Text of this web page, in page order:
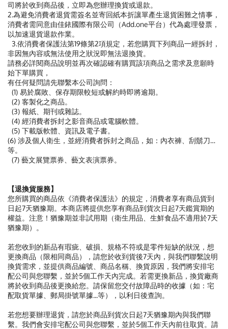
司將於收到商品後，立即為您辦理換貨或退款。
2.為避免消費者退貨需簽名並寄回紙本折讓單產生退貨困難之情事，
消費者需同意由佳銥國際有限公司（Add.one平台）代為處理發票，
以加速退貨退款作業。
3.依消費者保護法第19條第2項規定，若您購買下列商品一經拆封，
非因無內容或無法使用之狀況即無法退換貨。
請務必詳閱商品說明並再次確認確有購買該項商品之需求及意願時
始下單購買，
有任何疑問請先聯繫本公司詢問：
(1) 易於腐敗、保存期限較短或解約時即將逾期。
(2) 客製化之商品。
(3) 報紙、期刊或雜誌。
(4) 經消費者拆封之影音商品或電腦軟體。
(5) 下載版軟體、資訊及電子書。
(6) 涉及個人衛生，並經消費者拆封之商品，如：內衣褲、刮鬍刀…
等。
(7) 藝文展覽票券、藝文表演票券。
【退換貨服務】
您所購買的商品依《消費者保護法》的規定，消費者享有商品貨到
日起7天猶豫期。本商店將提供您享有商品到貨次日起7天鑑賞期的
權益。注意！猶豫期並非試用期（衛生用品、生鮮食品不適用於7天
猶豫期）。
若您收到的新品有瑕疵、破損、規格不符或是零件短缺的狀況，想
更換商品（限相同商品），請您於收到貨後7天內，與我們聯繫說明
換貨需求，並提供商品編號、商品名稱、換貨原因，我們將安排宅
配公司與您聯繫，並於5個工作天內完成。若需更換新品，換貨廠商
將於收到商品後更換給您。請保留您交付故障品時的收據（如：宅
配取貨單據、郵局掛號單據...等），以利日後查詢。
若您想要辦理退貨，請您於商品到貨次日起7天猶豫期內與我們聯
繫。我們會安排宅配公司與您聯繫，並於5個工作天內前往取貨。請